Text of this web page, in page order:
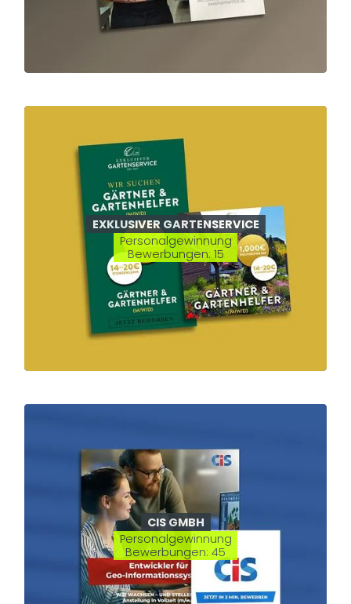
EXKLUSIVER GARTENSERVICE
Personalgewinnung
Bewerbungen: 15
CIS GMBH
Personalgewinnung
Bewerbungen: 45